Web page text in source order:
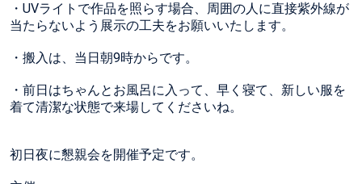
・UVライトで作品を照らす場合、周囲の人に直接紫外線が
当たらないよう展示の工夫をお願いいたします。
・搬入は、当日朝9時からです。
・前日はちゃんとお風呂に入って、早く寝て、新しい服を
着て清潔な状態で来場してくださいね。
初日夜に懇親会を開催予定です。